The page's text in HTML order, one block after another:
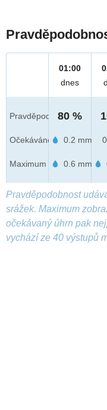
Pravděpod.
Očekáváno
Maximum
01:00
dnes
80 %
0.2 mm
0.6 mm
Pravděpodobnost
srážek. Maximum
očekávaný úhrn pak
vychází ze 40 výstupů